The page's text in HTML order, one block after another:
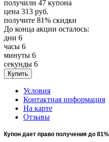
получили 47 купона
цена 313 руб.
получите 81% скидки
До конца акции осталось:
дни 6
часы 6
минуты 6
секунды 6
Условия
Контактная информация
На карте
Отзывы
Купон дает право получения до